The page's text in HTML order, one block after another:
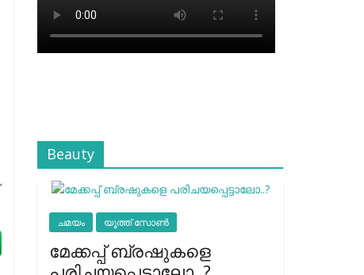
Beauty
ചമയം യൂത്ത് സോൺ
മേക്കപ്പ് ബ്രഷുകളെ